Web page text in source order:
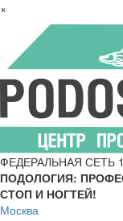
×
ФЕДЕРАЛЬНАЯ СЕТЬ
ПОДОЛОГИЯ:
СТОП И НОГТЕЙ!
Москва